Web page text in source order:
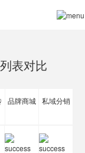
表对比
品牌商城 私域分销